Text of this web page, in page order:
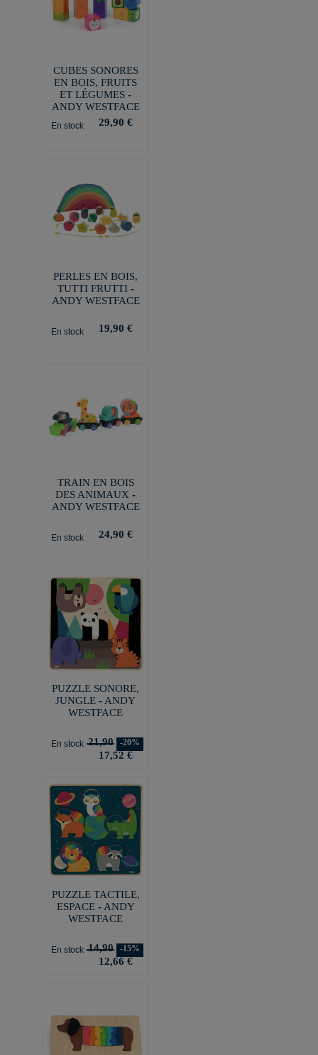
CUBES SONORES
EN BOIS, FRUITS
ET LÉGUMES -
ANDY WESTFACE
En stock 29,90 €
PERLES EN BOIS,
TUTTI FRUTTI -
ANDY WESTFACE
En stock 19,90 €
TRAIN EN BOIS
DES ANIMAUX -
ANDY WESTFACE
En stock 24,90 €
PUZZLE SONORE,
JUNGLE - ANDY
WESTFACE
En stock 21,90 -20%
17,52 €
PUZZLE TACTILE,
ESPACE - ANDY
WESTFACE
En stock 14,90 -15%
12,66 €